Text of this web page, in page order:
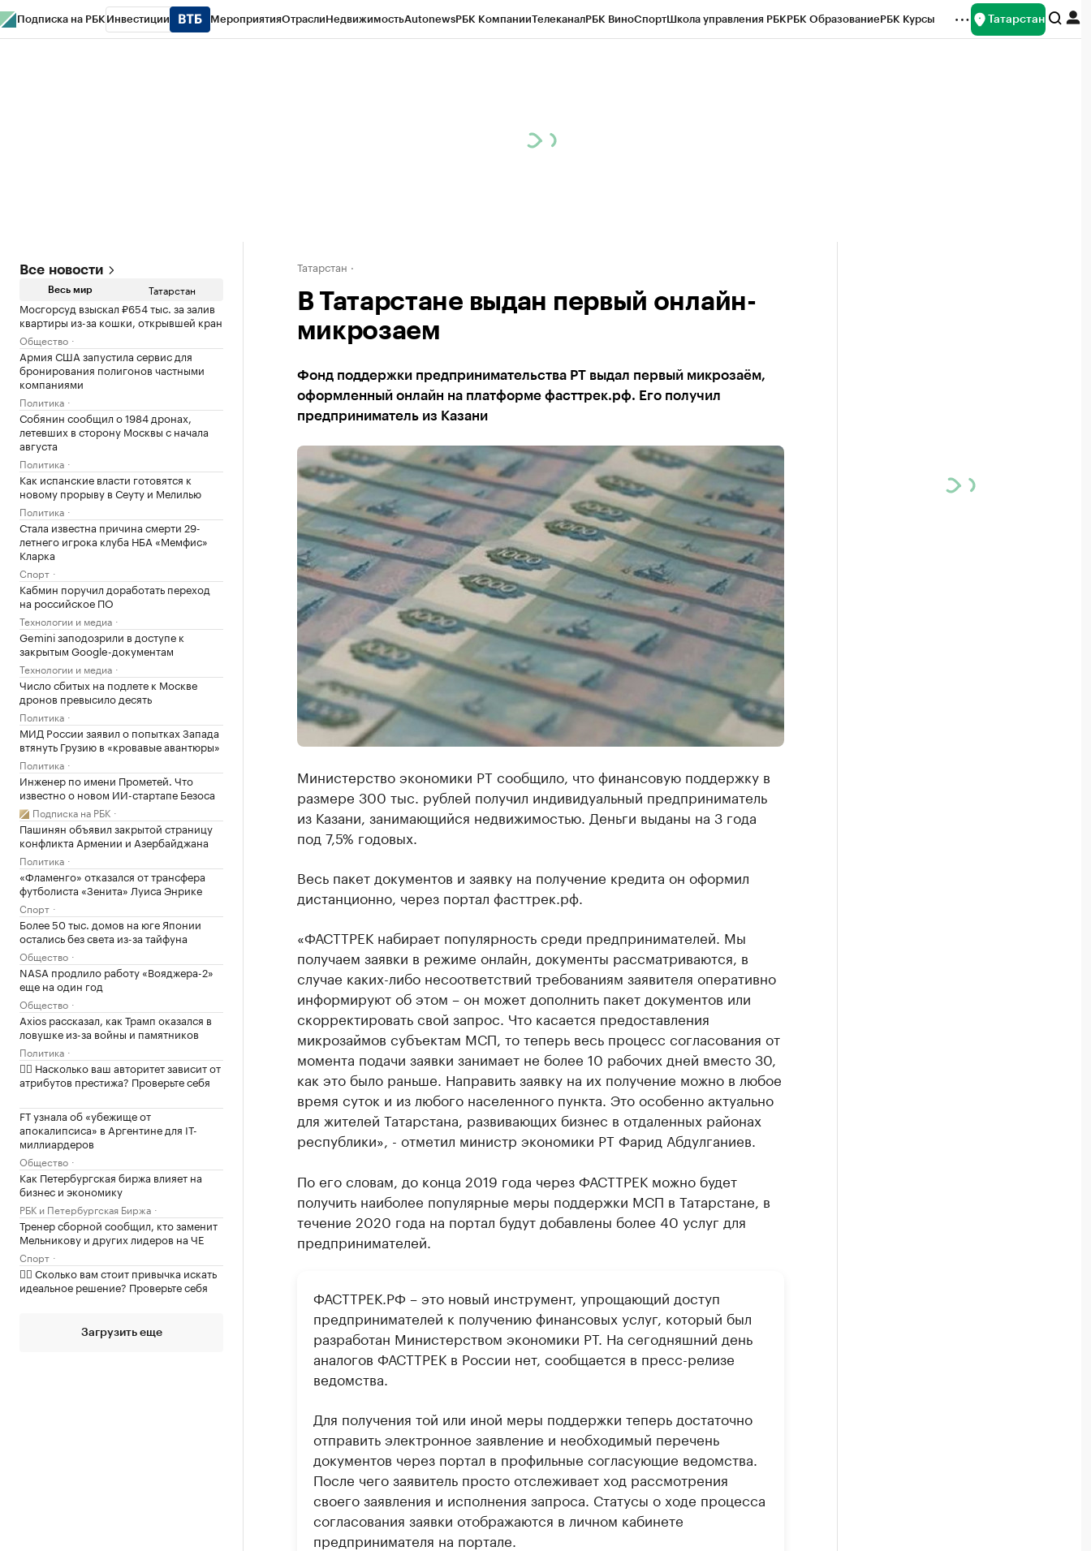
Подписка на РБК Инвестиции МероприятияОтраслиНедвижимостьAutonewsРБК КомпанииТелеканалРБК ВиноСпортШкола управления РБКРБК ОбразованиеРБК Курсы Татарстан
Все новости
Весь мир Татарстан
Мосгорсуд взыскал ₽654 тыс. за залив
квартиры из-за кошки, открывшей кран
Общество
Армия США запустила сервис для
бронирования полигонов частными
компаниями
Политика
Собянин сообщил о 1984 дронах,
летевших в сторону Москвы с начала
августа
Политика
Как испанские власти готовятся к
новому прорыву в Сеуту и Мелилью
Политика
Стала известна причина смерти 29-
летнего игрока клуба НБА «Мемфис»
Кларка
Спорт
Кабмин поручил доработать переход
на российское ПО
Технологии и медиа
Gemini заподозрили в доступе к
закрытым Google-документам
Технологии и медиа
Число сбитых на подлете к Москве
дронов превысило десять
Политика
МИД России заявил о попытках Запада
втянуть Грузию в «кровавые авантюры»
Политика
Инженер по имени Прометей. Что
известно о новом ИИ-стартапе Безоса
Подписка на РБК
Пашинян объявил закрытой страницу
конфликта Армении и Азербайджана
Политика
«Фламенго» отказался от трансфера
футболиста «Зенита» Луиса Энрике
Спорт
Более 50 тыс. домов на юге Японии
остались без света из-за тайфуна
Общество
NASA продлило работу «Вояджера-2»
еще на один год
Общество
Axios рассказал, как Трамп оказался в
ловушке из-за войны и памятников
Политика
✍🏻 Насколько ваш авторитет зависит от
атрибутов престижа? Проверьте себя
FT узнала об «убежище от
апокалипсиса» в Аргентине для IT-
миллиардеров
Общество
Как Петербургская биржа влияет на
бизнес и экономику
РБК и Петербургская Биржа
Тренер сборной сообщил, кто заменит
Мельникову и других лидеров на ЧЕ
Спорт
✍🏻 Сколько вам стоит привычка искать
идеальное решение? Проверьте себя
Загрузить еще
Татарстан
В Татарстане выдан первый онлайн-
микрозаем
Фонд поддержки предпринимательства РТ выдал первый микрозаём,
оформленный онлайн на платформе фасттрек.рф. Его получил
предприниматель из Казани
Министерство экономики РТ сообщило, что финансовую поддержку в
размере 300 тыс. рублей получил индивидуальный предприниматель
из Казани, занимающийся недвижимостью. Деньги выданы на 3 года
под 7,5% годовых.
Весь пакет документов и заявку на получение кредита он оформил
дистанционно, через портал фасттрек.рф.
«ФАСТТРЕК набирает популярность среди предпринимателей. Мы
получаем заявки в режиме онлайн, документы рассматриваются, в
случае каких-либо несоответствий требованиям заявителя оперативно
информируют об этом – он может дополнить пакет документов или
скорректировать свой запрос. Что касается предоставления
микрозаймов субъектам МСП, то теперь весь процесс согласования от
момента подачи заявки занимает не более 10 рабочих дней вместо 30,
как это было раньше. Направить заявку на их получение можно в любое
время суток и из любого населенного пункта. Это особенно актуально
для жителей Татарстана, развивающих бизнес в отдаленных районах
республики», - отметил министр экономики РТ Фарид Абдулганиев.
По его словам, до конца 2019 года через ФАСТТРЕК можно будет
получить наиболее популярные меры поддержки МСП в Татарстане, в
течение 2020 года на портал будут добавлены более 40 услуг для
предпринимателей.
ФАСТТРЕК.РФ – это новый инструмент, упрощающий доступ
предпринимателей к получению финансовых услуг, который был
разработан Министерством экономики РТ. На сегодняшний день
аналогов ФАСТТРЕК в России нет, сообщается в пресс-релизе
ведомства.
Для получения той или иной меры поддержки теперь достаточно
отправить электронное заявление и необходимый перечень
документов через портал в профильные согласующие ведомства.
После чего заявитель просто отслеживает ход рассмотрения
своего заявления и исполнения запроса. Статусы о ходе процесса
согласования заявки отображаются в личном кабинете
предпринимателя на портале.